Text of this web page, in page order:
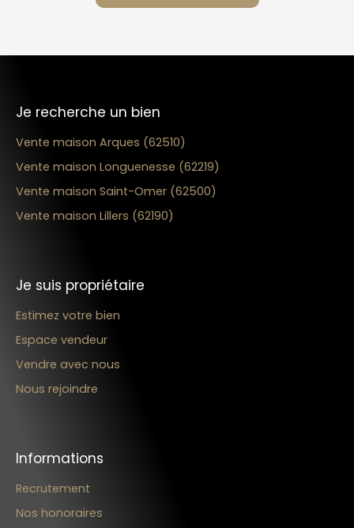
Je recherche un bien
Vente maison Arques (62510)
Vente maison Longuenesse (62219)
Vente maison Saint-Omer (62500)
Vente maison Lillers (62190)
Je suis propriétaire
Estimez votre bien
Espace vendeur
Vendre avec nous
Nous rejoindre
Informations
Recrutement
Nos honoraires